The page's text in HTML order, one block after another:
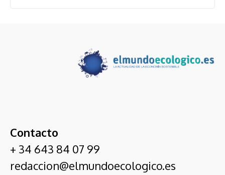
Contacto
+ 34 643 84 07 99
redaccion@elmundoecologico.es